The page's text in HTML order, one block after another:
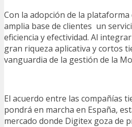
Con la adopción de la
amplia base de clientes un
eficiencia y efectividad. Al
gran riqueza aplicativa y cortos
vanguardia de la gestión de la
El acuerdo entre las compañías
pondrá en marcha en España,
mercado donde Digitex goza de